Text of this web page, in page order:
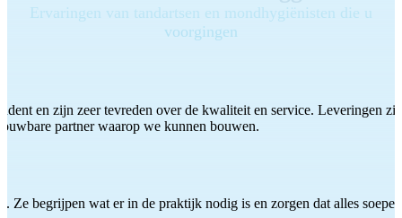
Ervaringen van tandartsen en mondhygiënisten die u
voorgingen
en zijn zeer tevreden over de kwaliteit en service. Leveringen
partner waarop we kunnen bouwen.
Ze begrijpen wat er in de praktijk nodig is en zorgen dat alles